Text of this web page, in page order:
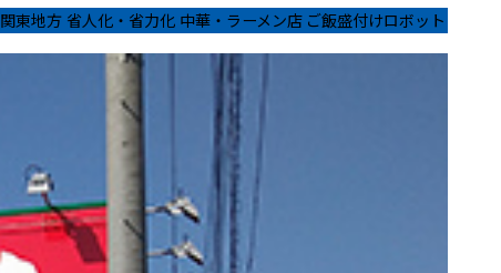
ご飯盛付けロボット
中華・ラーメン店
省人化・省力化
関東地方